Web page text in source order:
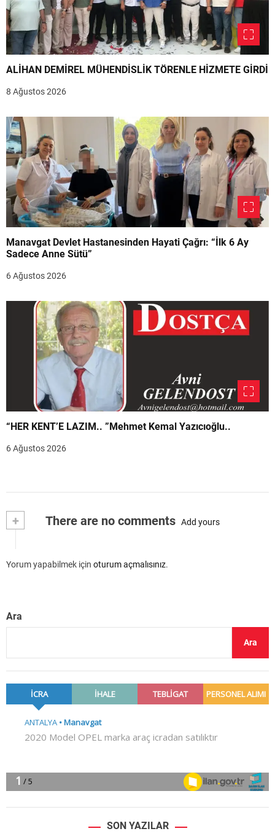
ALİHAN DEMİREL MÜHENDİSLİK TÖRENLE HİZMETE GİRDİ
8 Ağustos 2026
Manavgat Devlet Hastanesinden Hayati Çağrı: “İlk 6 Ay
Sadece Anne Sütü”
6 Ağustos 2026
“HER KENT’E LAZIM.. ”Mehmet Kemal Yazıcıoğlu..
6 Ağustos 2026
+ There are no comments Add yours
Yorum yapabilmek için oturum açmalısınız.
Ara
Ara
SON YAZILAR